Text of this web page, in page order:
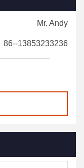
Mr. Andy
86--13853233236